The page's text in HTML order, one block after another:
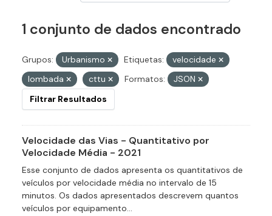
1 conjunto de dados encontrado
Grupos: Urbanismo Etiquetas:
velocidade
lombada
cttu Formatos:
JSON
Filtrar Resultados
Velocidade das Vias - Quantitativo por
Velocidade Média - 2021
Esse conjunto de dados apresenta os quantitativos de
veículos por velocidade média no intervalo de 15
minutos. Os dados apresentados descrevem quantos
veículos por equipamento...